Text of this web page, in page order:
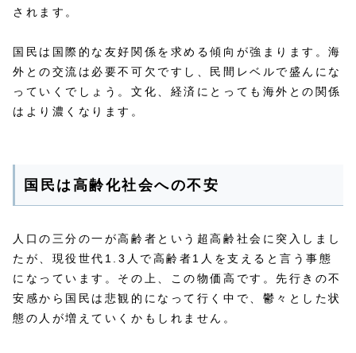
されます。
国民は国際的な友好関係を求める傾向が強まります。海
外との交流は必要不可欠ですし、民間レベルで盛んにな
っていくでしょう。文化、経済にとっても海外との関係
はより濃くなります。
国民は高齢化社会への不安
人口の三分の一が高齢者という超高齢社会に突入しまし
たが、現役世代1.3人で高齢者1人を支えると言う事態
になっています。その上、この物価高です。先行きの不
安感から国民は悲観的になって行く中で、鬱々とした状
態の人が増えていくかもしれません。